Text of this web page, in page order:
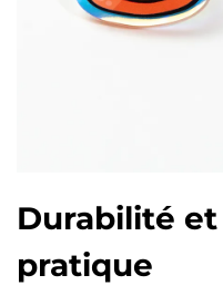
Durabilité
pratique